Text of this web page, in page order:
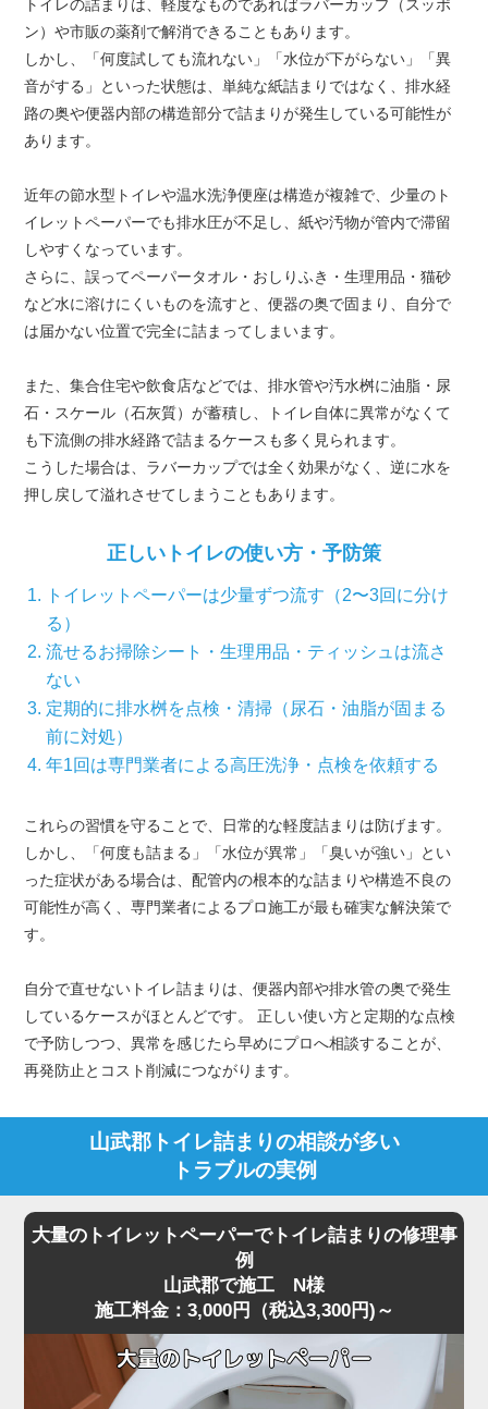
トイレの詰まりは、軽度なものであればラバーカップ（スッポ
ン）や市販の薬剤で解消できることもあります。
しかし、「何度試しても流れない」「水位が下がらない」「異
音がする」といった状態は、単純な紙詰まりではなく、排水経
路の奥や便器内部の構造部分で詰まりが発生している可能性が
あります。
近年の節水型トイレや温水洗浄便座は構造が複雑で、少量のト
イレットペーパーでも排水圧が不足し、紙や汚物が管内で滞留
しやすくなっています。
さらに、誤ってペーパータオル・おしりふき・生理用品・猫砂
など水に溶けにくいものを流すと、便器の奥で固まり、自分で
は届かない位置で完全に詰まってしまいます。
また、集合住宅や飲食店などでは、排水管や汚水桝に油脂・尿
石・スケール（石灰質）が蓄積し、トイレ自体に異常がなくて
も下流側の排水経路で詰まるケースも多く見られます。
こうした場合は、ラバーカップでは全く効果がなく、逆に水を
押し戻して溢れさせてしまうこともあります。
正しいトイレの使い方・予防策
トイレットペーパーは少量ずつ流す（2〜3回に分け
る）
流せるお掃除シート・生理用品・ティッシュは流さ
ない
定期的に排水桝を点検・清掃（尿石・油脂が固まる
前に対処）
年1回は専門業者による高圧洗浄・点検を依頼する
これらの習慣を守ることで、日常的な軽度詰まりは防げます。
しかし、「何度も詰まる」「水位が異常」「臭いが強い」とい
った症状がある場合は、配管内の根本的な詰まりや構造不良の
可能性が高く、専門業者によるプロ施工が最も確実な解決策で
す。
自分で直せないトイレ詰まりは、便器内部や排水管の奥で発生
しているケースがほとんどです。 正しい使い方と定期的な点検
で予防しつつ、異常を感じたら早めにプロへ相談することが、
再発防止とコスト削減につながります。
山武郡トイレ詰まりの相談が多い
トラブルの実例
大量のトイレットペーパーでトイレ詰まりの修理事
例
山武郡で施工 N様
施工料金：3,000円（税込3,300円)～